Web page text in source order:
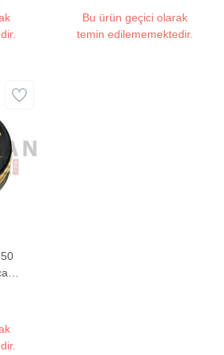
Bu ürün geçici olarak
temin edilememektedir.